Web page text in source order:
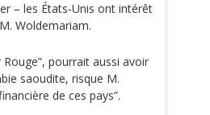
– les États-Unis ont intérêt
Woldemariam.
pourrait aussi avoir
saoudite, risque M.
de ces pays”.